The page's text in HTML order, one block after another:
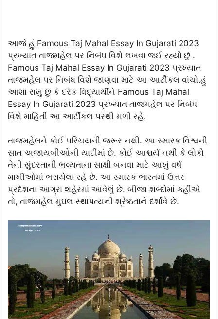
આજે હું Famous Taj Mahal Essay In Gujarati 2023
પ્રખ્યાત તાજમહેલ પર નિબંધ વિશે લખવા જઈ રહ્યો છું .
Famous Taj Mahal Essay In Gujarati 2023 પ્રખ્યાત
તાજમહેલ પર નિબંધ વિશે જાણવા માટે આ આર્ટીકલ વાંચો.હું
આશા રાખું છું કે દરેક વિદ્યાર્થીને Famous Taj Mahal
Essay In Gujarati 2023 પ્રખ્યાત તાજમહેલ પર નિબંધ
વિશે માહિતી આ આર્ટીકલ પરથી મળી રહે.
તાજમહેલને કોઈ પરિચયની જરૂર નથી. આ સ્મારક વિશ્વની
સાત અજાયબીઓની યાદીમાં છે. કોઈ આશ્ચર્ય નથી કે લોકો
તેની સુંદરતાની ભવ્યતાના સાક્ષી બનવા માટે આખું વર્ષ
માખીઓમાં ભરાયેલા રહે છે. આ સ્મારક ભારતમાં ઉત્તર
પ્રદેશના આગ્રા શહેરમાં આવેલું છે. બીજા શબ્દોમાં કહીએ
તો, તાજમહેલ મુઘલ સ્થાપત્યની શ્રેષ્ઠતાને દર્શાવે છે.